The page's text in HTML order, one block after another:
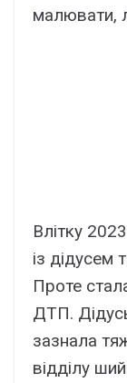
малювати,
Влітку
із дідусем
Проте
ДТП. Дідусь
зазнала
відділу